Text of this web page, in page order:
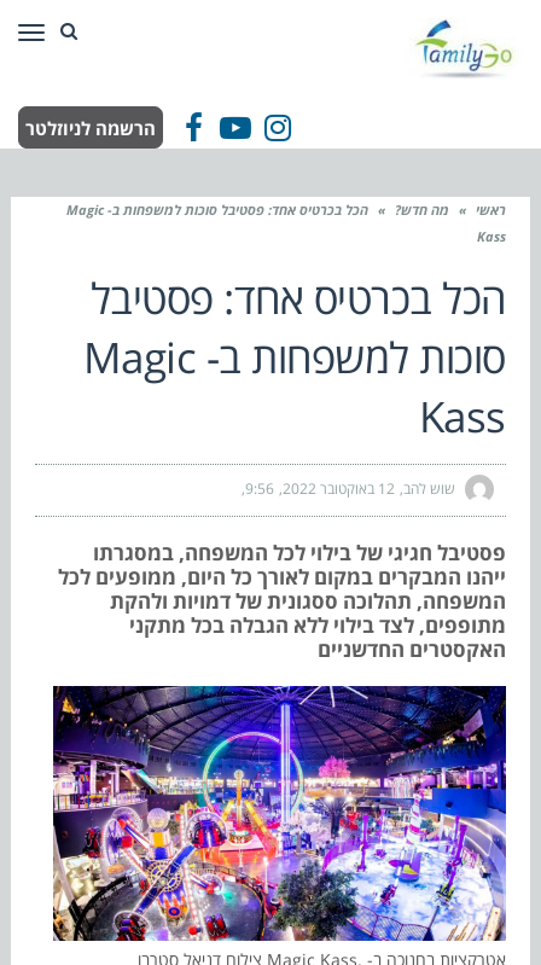
Facebook
YouTube
Instagram הרשמה לניוזלטר
ראשי » מה חדש? »
הכל בכרטיס אחד: פסטיבל סוכות למשפחות ב- Magic
Kass
הכל בכרטיס אחד: פסטיבל
סוכות למשפחות ב- Magic
Kass
שוש להב 12 באוקטובר 2022 9:56
פסטיבל חגיגי של בילוי לכל המשפחה, במסגרתו
ייהנו המבקרים במקום לאורך כל היום, ממופעים לכל
המשפחה, תהלוכה ססגונית של דמויות ולהקת
מתופפים, לצד בילוי ללא הגבלה בכל מתקני
האקסטרים החדשניים
אטרקציות בחנוכה ב- .Magic Kass צילום דניאל סטרבו